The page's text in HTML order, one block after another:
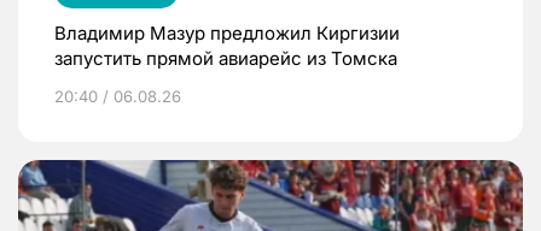
Владимир Мазур предложил Киргизии
запустить прямой авиарейс из Томска
20:40 / 06.08.26